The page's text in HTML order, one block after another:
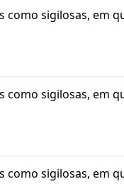
sigilosas, em
sigilosas, em
sigilosas, em